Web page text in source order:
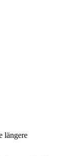
längere